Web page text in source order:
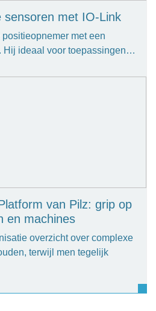
sensoren met IO-Link
met een
Hij ideaal voor toepassingen…
van Pilz: grip op
en machines
overzicht over complexe
terwijl men tegelijk